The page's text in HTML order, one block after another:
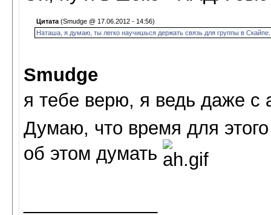
Цитата (Smudge @ 17.06.2012 - 14:56)
Наташа, я думаю, ты легко научишься держать связь для группы в
Smudge
я тебе верю, я ведь даже с
Думаю, что время для
об этом думать